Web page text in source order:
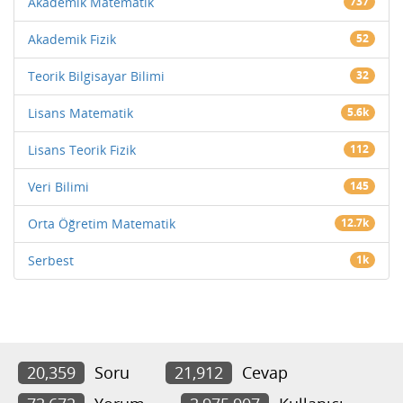
Akademik Fizik 52
Teorik Bilgisayar Bilimi 32
Lisans Matematik 5.6k
Lisans Teorik Fizik 112
Veri Bilimi 145
Orta Öğretim Matematik 12.7k
Serbest 1k
20,359 Soru 21,912
Cevap